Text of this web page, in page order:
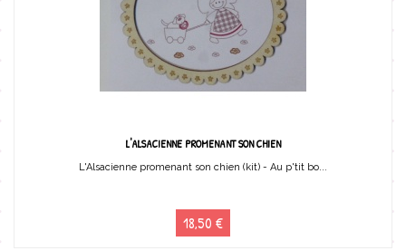
L'ALSACIENNE PROMENANT SON CHIEN
L'Alsacienne promenant son chien (kit) - Au p'tit bo...
18,50 €